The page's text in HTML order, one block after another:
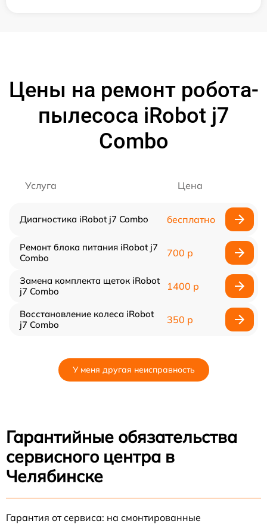
Цены на ремонт робота-
пылесоса iRobot j7
Combo
Услуга Цена
Диагностика iRobot j7 Combo бесплатно
Ремонт блока питания iRobot j7
Combo
700 р
Замена комплекта щеток iRobot
j7 Combo
1400 р
Восстановление колеса iRobot
j7 Combo
350 р
У меня другая неисправность
Гарантийные обязательства
сервисного центра в
Челябинске
Гарантия от сервиса: на смонтированные